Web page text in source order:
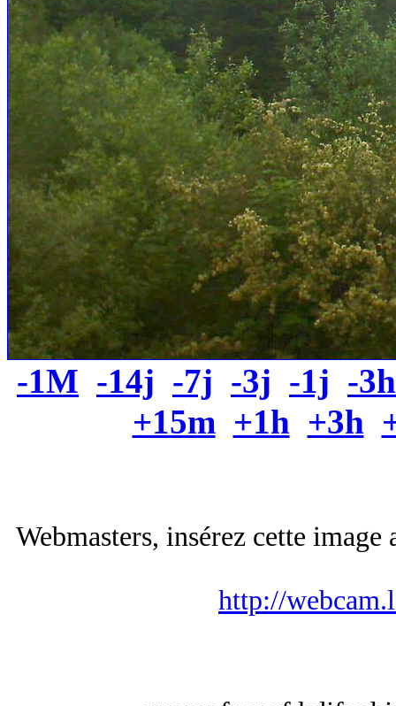
-1M -14j -7j -3j -1j -3h
+15m +1h +3h
Webmasters, insérez cette
http://